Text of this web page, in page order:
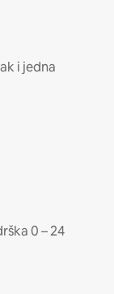
i jedna
0 – 24